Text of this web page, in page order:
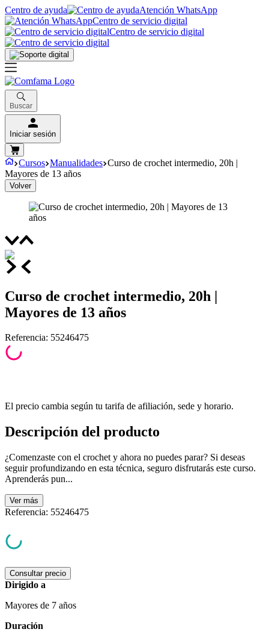
Centro de ayuda
Atención WhatsApp
Centro de servicio digital
Centro de servicio digital
Buscar
Iniciar sesión
Cursos Manualidades Curso de crochet intermedio, 20h |
Mayores de 13 años
Volver
Curso de crochet intermedio, 20h |
Mayores de 13 años
Referencia: 55246475
El precio cambia según tu tarifa de afiliación, sede y horario.
Descripción del producto
¿Comenzaste con el crochet y ahora no puedes parar? Si deseas
seguir profundizando en esta técnica, seguro disfrutarás este curso.
Aprenderás pun...
Ver más
Referencia: 55246475
Consultar precio
Dirigido a
Mayores de 7 años
Duración